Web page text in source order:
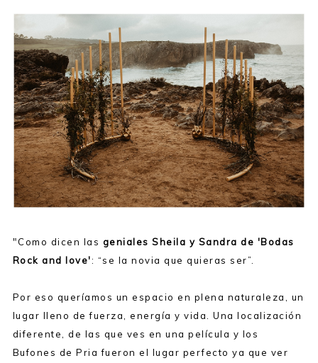
"Como dicen las geniales Sheila y Sandra de 'Bodas
Rock and love': “se la novia que quieras ser”.
Por eso queríamos un espacio en plena naturaleza, un
lugar lleno de fuerza, energía y vida. Una localización
diferente, de las que ves en una película y los
Bufones de Pria fueron el lugar perfecto ya que ver